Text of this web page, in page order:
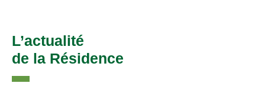
L’actualité
de la Résidence